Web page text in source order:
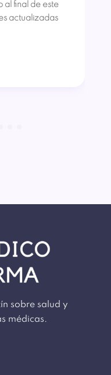
al final de este
actualizadas
sobre salud y
médicas.